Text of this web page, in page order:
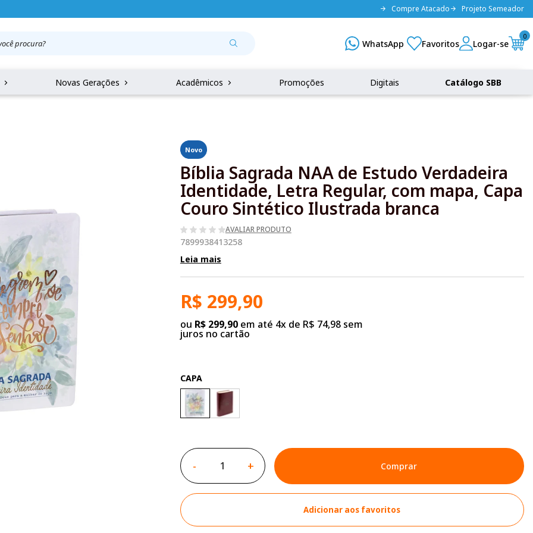
Compre Atacado Projeto Semeador
0
Novas Gerações Acadêmicos Promoções Digitais Catálogo SBB
Novo
Bíblia Sagrada NAA de Estudo Verdadeira
Identidade, Letra Regular, com mapa, Capa
Couro Sintético Ilustrada branca
AVALIAR PRODUTO
7899938413258
Leia mais
R$ 299,90
ou R$ 299,90em até 4x de R$ 74,98 sem
juros no cartão
CAPA
- + Comprar
Adicionar aos favoritos